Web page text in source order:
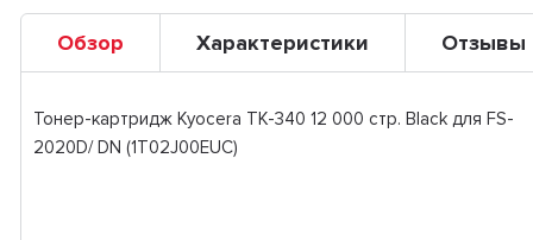
Обзор Характеристики Отзывы
Тонер-картридж Kyocera TK-340 12 000 стр. Black для FS-
2020D/ DN (1T02J00EUC)